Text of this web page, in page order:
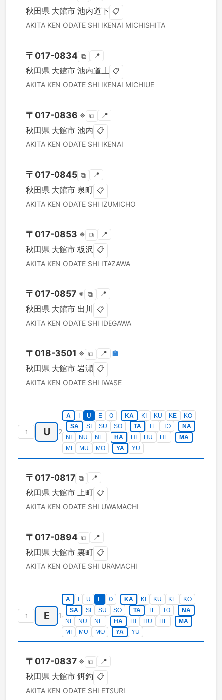
秋田県 大館市 池内道下 📋
AKITA KEN ODATE SHI IKENAI MICHISHITA
〒 017-0834 ⧉ 📍
秋田県 大館市 池内道上 📋
AKITA KEN ODATE SHI IKENAI MICHIUE
〒 017-0836 ※ ⧉ 📍
秋田県 大館市 池内 📋
AKITA KEN ODATE SHI IKENAI
〒 017-0845 ⧉ 📍
秋田県 大館市 泉町 📋
AKITA KEN ODATE SHI IZUMICHO
〒 017-0853 ※ ⧉ 📍
秋田県 大館市 板沢 📋
AKITA KEN ODATE SHI ITAZAWA
〒 017-0857 ※ ⧉ 📍
秋田県 大館市 出川 📋
AKITA KEN ODATE SHI IDEGAWA
〒 018-3501 ※ ⧉ 📍 🏣
秋田県 大館市 岩瀬 📋
AKITA KEN ODATE SHI IWASE
↑ U 2
A U E O KA KI KU KE
KO
SA
SI SU SO TA TE TO
NA
NI
NU NE HA HI HU HE
MA
MI
MU MO YA YU
〒 017-0817 ⧉ 📍
秋田県 大館市 上町 📋
AKITA KEN ODATE SHI UWAMACHI
〒 017-0894 ⧉ 📍
秋田県 大館市 裏町 📋
AKITA KEN ODATE SHI URAMACHI
↑ E 1
A U E O KA KI KU KE
KO
SA
SI SU SO TA TE TO
NA
NI
NU NE HA HI HU HE
MA
MI
MU MO YA YU
〒 017-0837 ※ ⧉ 📍
秋田県 大館市 餌釣 📋
AKITA KEN ODATE SHI ETSURI